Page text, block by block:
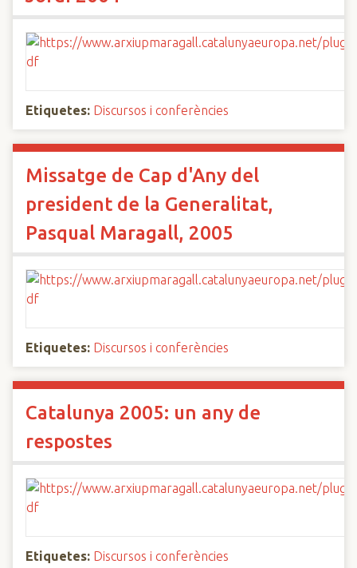
Etiquetes: Discursos i conferències
Missatge de Cap d'Any del
president de la Generalitat,
Pasqual Maragall, 2005
Etiquetes: Discursos i conferències
Catalunya 2005: un any de
respostes
Etiquetes: Discursos i conferències